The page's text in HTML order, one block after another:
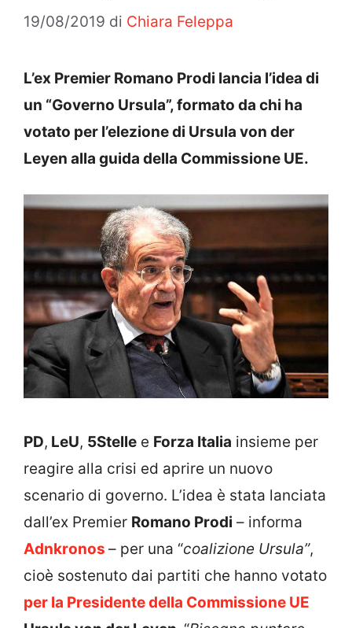
19/08/2019 di Chiara Feleppa
L’ex Premier Romano Prodi lancia l’idea di
un “Governo Ursula”, formato da chi ha
votato per l’elezione di Ursula von der
Leyen alla guida della Commissione UE.
PD, LeU, 5Stelle e Forza Italia insieme per
reagire alla crisi ed aprire un nuovo
scenario di governo. L’idea è stata lanciata
dall’ex Premier Romano Prodi – informa
Adnkronos – per una “coalizione Ursula”,
cioè sostenuto dai partiti che hanno votato
per la Presidente della Commissione UE